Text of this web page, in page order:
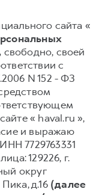
2 049 000 ₽
X
от 3 499 000 ₽
сайта «
свободно, своей
с
N 152 - ФЗ
« haval.ru »,
и выражаю
7729763331
129226, г.
округ
д.16 (далее